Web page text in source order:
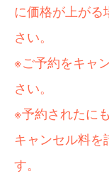
に価格が上が
さい。
※ご予約をキャ
さい。
※予約されたに
キャンセル料を
す。